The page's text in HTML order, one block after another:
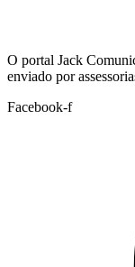
O portal Jack
enviado por
Facebook-f